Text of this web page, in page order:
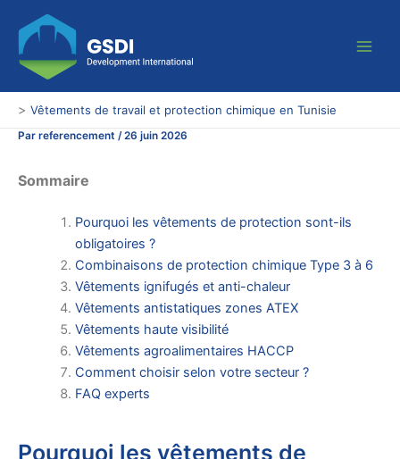
contenu
> Vêtements de travail et protection chimique en Tunisie
Par referencement /26 juin 2026
Sommaire
Pourquoi les vêtements de protection sont-ils
obligatoires ?
Combinaisons de protection chimique Type 3 à 6
Vêtements ignifugés et anti-chaleur
Vêtements antistatiques zones ATEX
Vêtements haute visibilité
Vêtements agroalimentaires HACCP
Comment choisir selon votre secteur ?
FAQ experts
Pourquoi les vêtements de